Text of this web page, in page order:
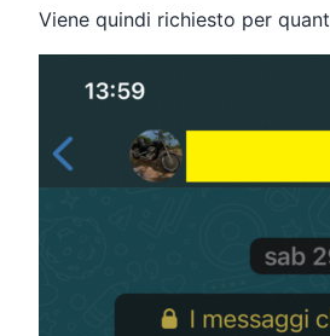
Viene quindi richiesto per